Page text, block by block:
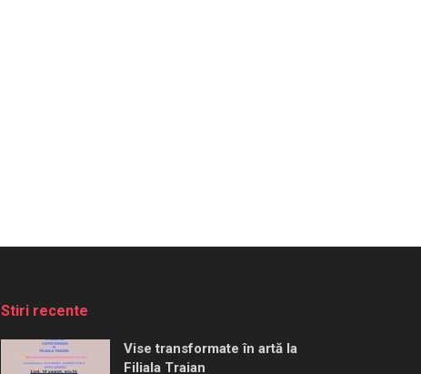
Stiri recente
Vise transformate în artă la
Filiala Traian